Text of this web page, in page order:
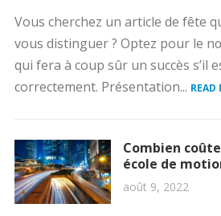
Vous cherchez un article de fête
vous distinguer ? Optez pour le
qui fera à coup sûr un succès s’il
correctement. Présentation... READ
Combien
école de
août 9, 2022